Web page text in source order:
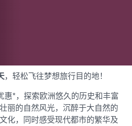
，轻松飞往梦想旅行目的地！
惠*，探索欧洲悠久的历史和丰富
丽的自然风光，沉醉于大自然的
化，同时感受现代都市的繁华及